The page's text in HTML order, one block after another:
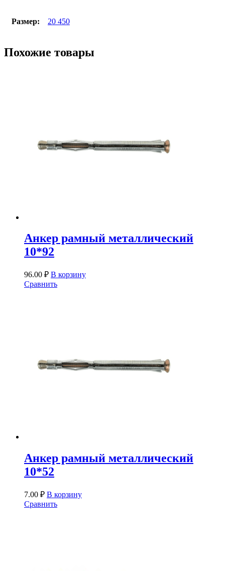
Размер: 20 450
Похожие товары
Анкер рамный металлический
10*92
96.00 ₽ В корзину
Сравнить
Анкер рамный металлический
10*52
7.00 ₽ В корзину
Сравнить